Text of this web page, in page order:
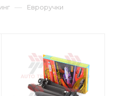
— Евроручки